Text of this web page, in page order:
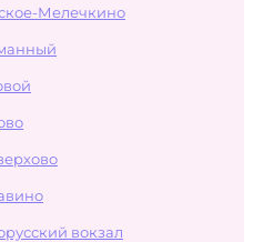
Мелечкино
вокзал